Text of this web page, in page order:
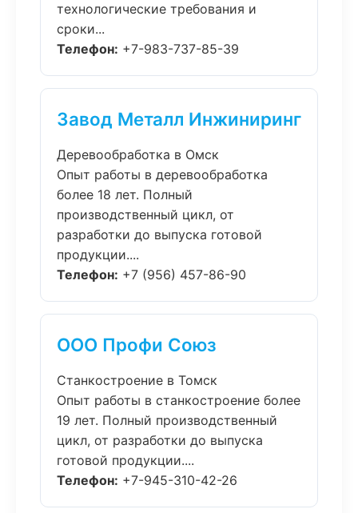
технологические требования и
сроки...
Телефон: +7-983-737-85-39
Завод Металл Инжиниринг
Деревообработка в Омск
Опыт работы в деревообработка
более 18 лет. Полный
производственный цикл, от
разработки до выпуска готовой
продукции....
Телефон: +7 (956) 457-86-90
ООО Профи Союз
Станкостроение в Томск
Опыт работы в станкостроение более
19 лет. Полный производственный
цикл, от разработки до выпуска
готовой продукции....
Телефон: +7-945-310-42-26